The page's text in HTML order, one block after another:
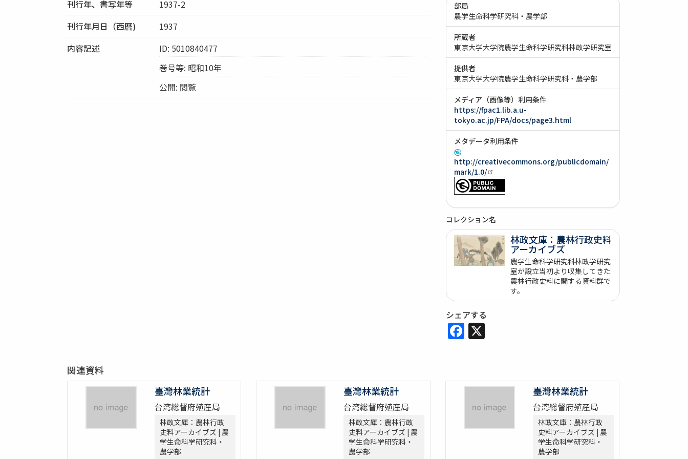
刊行年、書写年等
1937-2
刊行年月日（西暦)
1937
内容記述
ID: 5010840477
巻号等: 昭和10年
公開: 閲覧
部局
農学生命科学研究科・農学部
所蔵者
東京大学大学院農学生命科学研究科林政学研究室
提供者
東京大学大学院農学生命科学研究科・農学部
メディア（画像等）利用条件
https://fpac1.lib.a.u-
tokyo.ac.jp/FPA/docs/page3.html
メタデータ利用条件
http://creativecommons.org/publicdomain/
mark/1.0/
コレクション名
林政文庫：農林行政史料
アーカイブズ
農学生命科学研究科林政学研究
室が設立当初より収集してきた
農林行政史料に関する資料群で
す。
シェアする
Facebook
X
関連資料
臺灣林業統計
台湾総督府殖産局
林政文庫：農林行政
史料アーカイブズ | 農
学生命科学研究科・
農学部
臺灣林業統計
台湾総督府殖産局
林政文庫：農林行政
史料アーカイブズ | 農
学生命科学研究科・
農学部
臺灣林業統計
台湾総督府殖産局
林政文庫：農林行政
史料アーカイブズ | 農
学生命科学研究科・
農学部